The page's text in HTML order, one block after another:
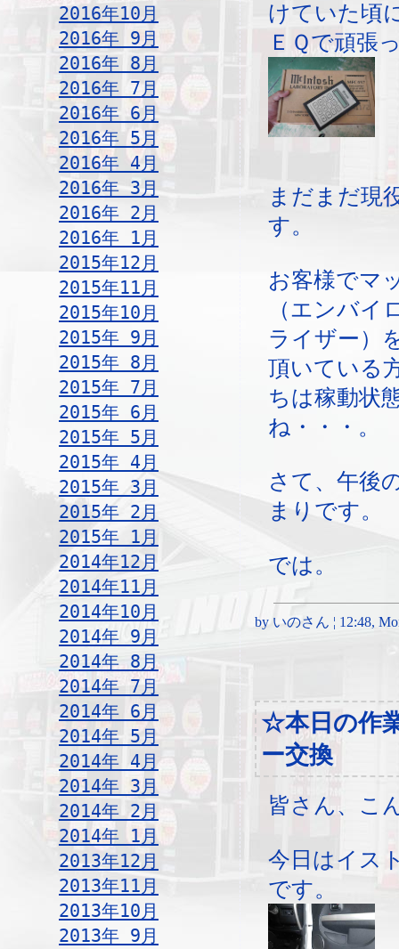
2016年10月
2016年 9月
2016年 8月
2016年 7月
2016年 6月
2016年 5月
2016年 4月
2016年 3月
2016年 2月
2016年 1月
2015年12月
2015年11月
2015年10月
2015年 9月
2015年 8月
2015年 7月
2015年 6月
2015年 5月
2015年 4月
2015年 3月
2015年 2月
2015年 1月
2014年12月
2014年11月
2014年10月
2014年 9月
2014年 8月
2014年 7月
2014年 6月
2014年 5月
2014年 4月
2014年 3月
2014年 2月
2014年 1月
2013年12月
2013年11月
2013年10月
2013年 9月
けていた頃
ＥＱで頑張
まだまだ現
す。
お客様でマ
（エンバイ
ライザー）
頂いている
ちは稼動状
ね・・・。
さて、午後
まりです。
では。
by いのさん ¦ 12:48,
☆本日の作
ー交換
皆さん、こ
今日はイス
です。